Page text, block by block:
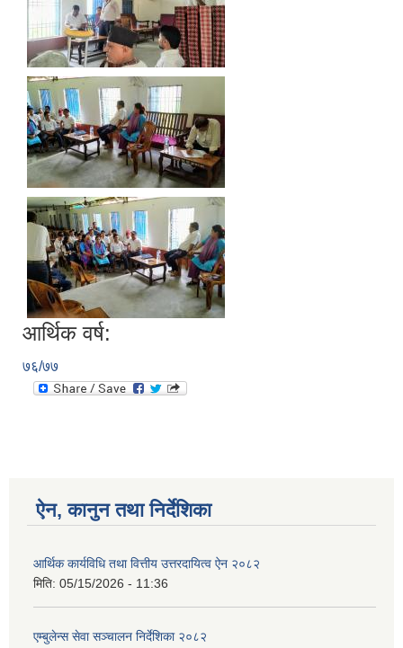
आर्थिक वर्ष:
७६/७७
ऐन, कानुन तथा निर्देशिका
आर्थिक कार्यविधि तथा वित्तीय उत्तरदायित्व ऐन २०८२
मिति: 05/15/2026 - 11:36
एम्बुलेन्स सेवा सञ्चालन निर्देशिका २०८२